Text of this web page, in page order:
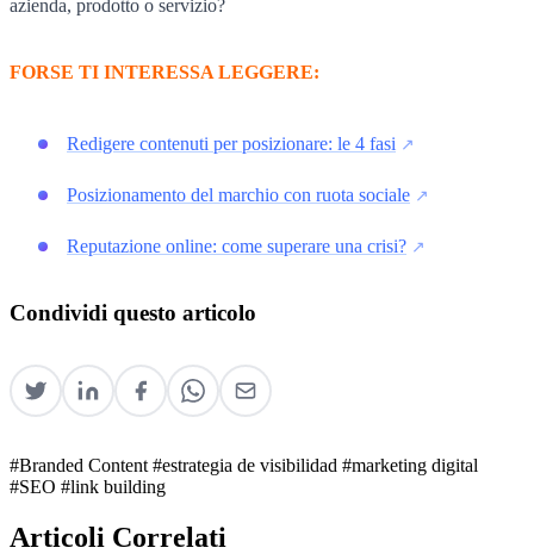
azienda, prodotto o servizio?
FORSE TI INTERESSA LEGGERE:
Redigere contenuti per posizionare: le 4 fasi
Posizionamento del marchio con ruota sociale
Reputazione online: come superare una crisi?
Condividi questo articolo
#Branded Content #estrategia de visibilidad #marketing digital
#SEO #link building
Articoli Correlati